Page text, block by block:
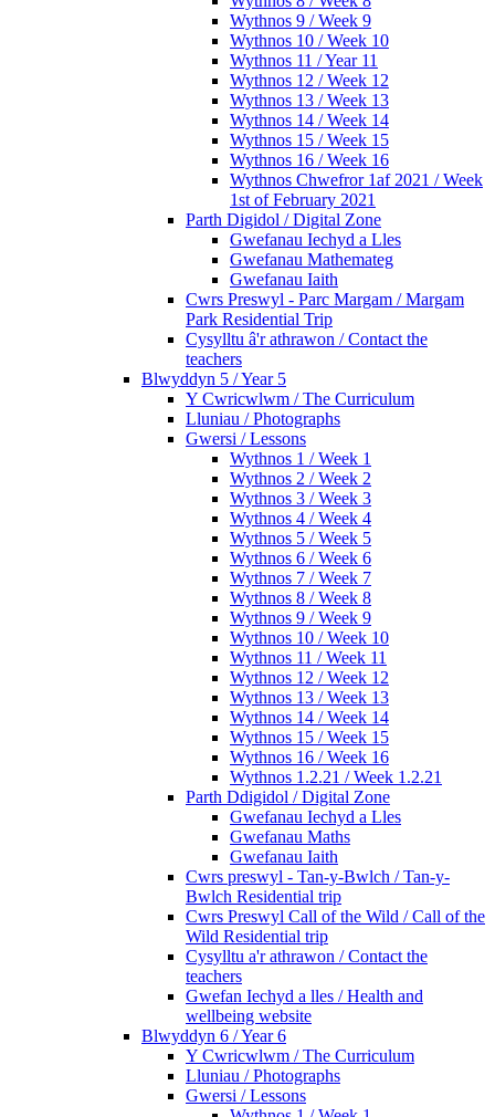
Wythnos 9 / Week 9
Wythnos 10 / Week 10
Wythnos 11 / Year 11
Wythnos 12 / Week 12
Wythnos 13 / Week 13
Wythnos 14 / Week 14
Wythnos 15 / Week 15
Wythnos 16 / Week 16
Wythnos Chwefror 1af 2021 / Week
1st of February 2021
Parth Digidol / Digital Zone
Gwefanau Iechyd a Lles
Gwefanau Mathemateg
Gwefanau Iaith
Cwrs Preswyl - Parc Margam / Margam
Park Residential Trip
Cysylltu â'r athrawon / Contact the
teachers
Blwyddyn 5 / Year 5
Y Cwricwlwm / The Curriculum
Lluniau / Photographs
Gwersi / Lessons
Wythnos 1 / Week 1
Wythnos 2 / Week 2
Wythnos 3 / Week 3
Wythnos 4 / Week 4
Wythnos 5 / Week 5
Wythnos 6 / Week 6
Wythnos 7 / Week 7
Wythnos 8 / Week 8
Wythnos 9 / Week 9
Wythnos 10 / Week 10
Wythnos 11 / Week 11
Wythnos 12 / Week 12
Wythnos 13 / Week 13
Wythnos 14 / Week 14
Wythnos 15 / Week 15
Wythnos 16 / Week 16
Wythnos 1.2.21 / Week 1.2.21
Parth Ddigidol / Digital Zone
Gwefanau Iechyd a Lles
Gwefanau Maths
Gwefanau Iaith
Cwrs preswyl - Tan-y-Bwlch / Tan-y-
Bwlch Residential trip
Cwrs Preswyl Call of the Wild / Call of the
Wild Residential trip
Cysylltu a'r athrawon / Contact the
teachers
Gwefan Iechyd a lles / Health and
wellbeing website
Blwyddyn 6 / Year 6
Y Cwricwlwm / The Curriculum
Lluniau / Photographs
Gwersi / Lessons